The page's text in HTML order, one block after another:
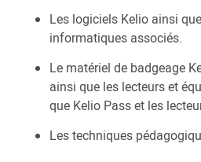
Les logiciels Kelio ainsi
informatiques associés.
Le matériel de badgeage
ainsi que les lecteurs et
que Kelio Pass et les
Les techniques